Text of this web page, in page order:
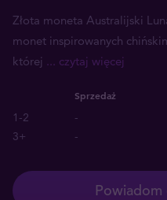
Złota moneta Australijski
monet inspirowanych
której ... czytaj więcej
Sprzedaż
1-2 -
3+
-